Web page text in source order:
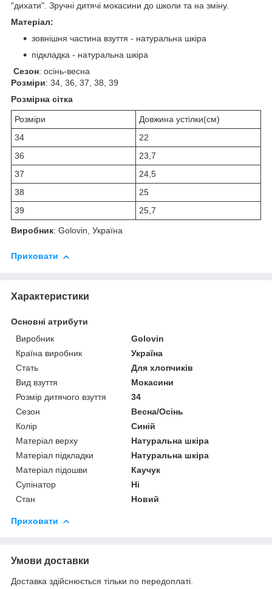
"дихати". Зручні дитячі мокасини до школи та на зміну.
Матеріал:
зовнішня частина взуття - натуральна шкіра
підкладка - натуральна шкіра
Сезон: осінь-весна
Розміри: 34, 36, 37, 38, 39
Розмірна сітка
Розміри
Довжина устілки(см)
34
22
36
23,7
37
24,5
38
25
39
25,7
Виробник: Golovin, Україна
Приховати
Характеристики
Основні атрибути
Виробник
Golovin
Країна виробник
Україна
Стать
Для хлопчиків
Вид взуття
Мокасини
Розмір дитячого взуття
34
Сезон
Весна/Осінь
Колір
Синій
Матеріал верху
Натуральна шкіра
Матеріал підкладки
Натуральна шкіра
Матеріал підошви
Каучук
Супінатор
Ні
Стан
Новий
Приховати
Умови доставки
Доставка здійснюється тільки по передоплаті.